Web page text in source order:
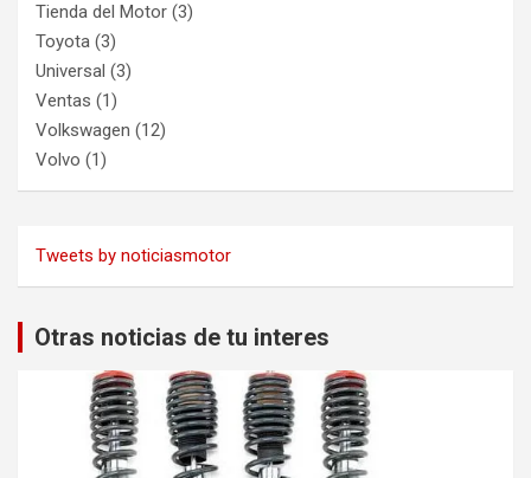
Tienda del Motor (3)
Toyota (3)
Universal (3)
Ventas (1)
Volkswagen (12)
Volvo (1)
Tweets by noticiasmotor
Otras noticias de tu interes